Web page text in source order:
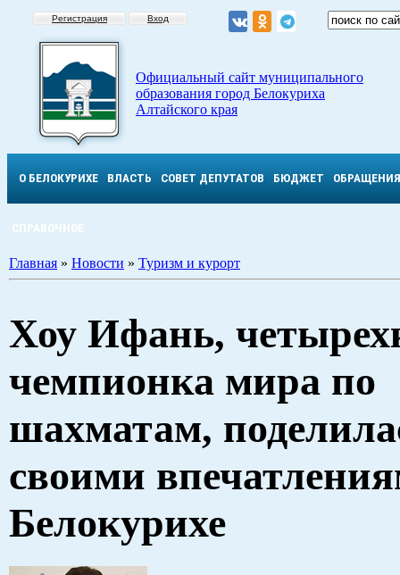
Регистрация Вход
Официальный сайт муниципального
образования город Белокуриха
Алтайского края
О БЕЛОКУРИХЕ ВЛАСТЬ СОВЕТ ДЕПУТАТОВ БЮДЖЕТ ОБРАЩЕНИЯ
СПРАВОЧНОЕ
Главная » Новости » Туризм и курорт
Хоу Ифань,
чемпионка мира по
шахматам,
своими
Белокурихе